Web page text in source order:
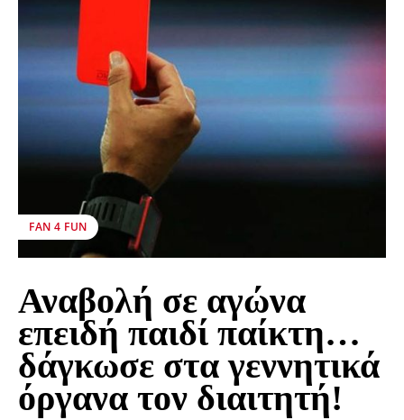
FAN 4 FUN
Αναβολή σε αγώνα
επειδή παιδί παίκτη…
δάγκωσε στα γεννητικά
όργανα τον διαιτητή!